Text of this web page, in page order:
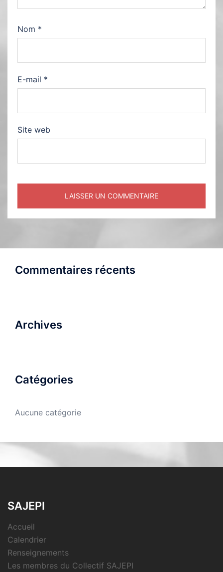
Nom *
E-mail *
Site web
Commentaires récents
Archives
Catégories
Aucune catégorie
SAJEPI
Accueil
Calendrier
Renseignements
Les membres du Collectif SAJEPI